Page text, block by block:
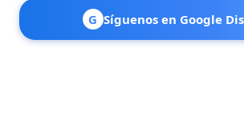
G Síguenos en Google